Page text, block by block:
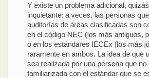
Y existe un problema adicional,
inquietante: a veces, las personas
auditorías de áreas clasificadas son
en el código NEC (los más antiguos,
o en los estándares IECEx (los más
raramente en ambos. La idea de que
sea realizada por una persona que no
familiarizada con el estándar que se